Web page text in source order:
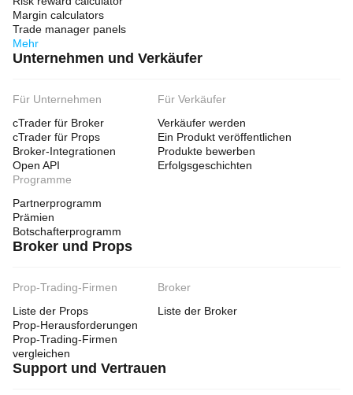
Margin calculators
Trade manager panels
Mehr
Unternehmen und Verkäufer
Für Unternehmen
cTrader für Broker
cTrader für Props
Broker-Integrationen
Open API
Für Verkäufer
Verkäufer werden
Ein Produkt veröffentlichen
Produkte bewerben
Erfolgsgeschichten
Programme
Partnerprogramm
Prämien
Botschafterprogramm
Broker und Props
Prop-Trading-Firmen
Liste der Props
Prop-Herausforderungen
Prop-Trading-Firmen
vergleichen
Broker
Liste der Broker
Support und Vertrauen